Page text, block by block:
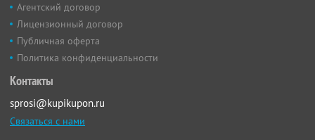
Агентский договор
Лицензионный договор
Публичная оферта
Политика конфиденциальности
Контакты
sprosi@kupikupon.ru
Связаться с нами